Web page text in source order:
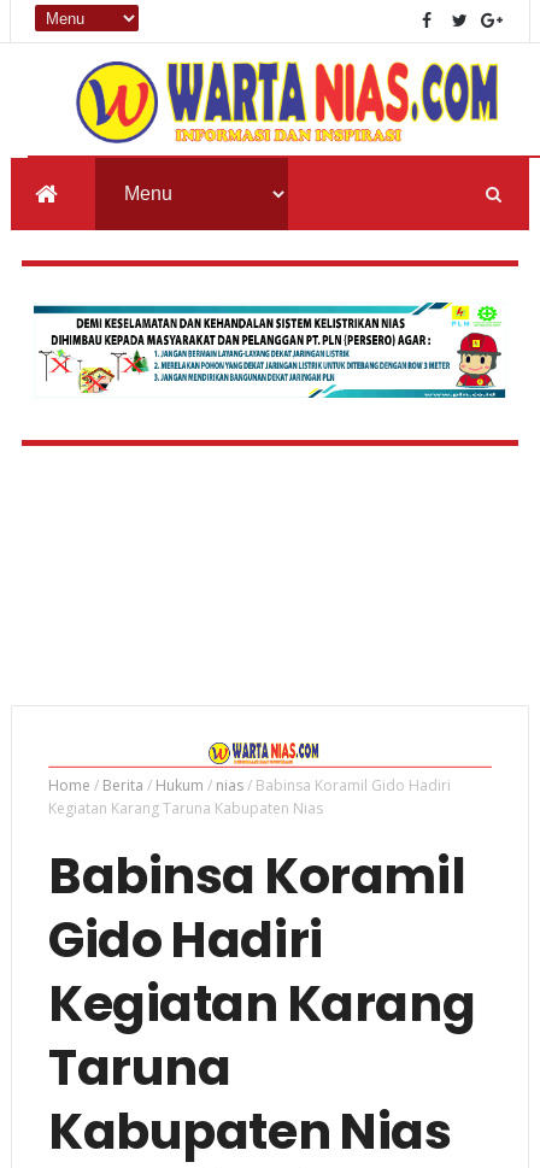
Home / Berita / Hukum / nias/ Babinsa Koramil Gido Hadiri
Kegiatan Karang Taruna Kabupaten Nias
Babinsa Koramil
Gido Hadiri
Kegiatan Karang
Taruna
Kabupaten Nias